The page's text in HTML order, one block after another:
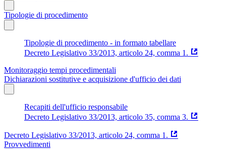
Tipologie di procedimento
Tipologie di procedimento - in formato tabellare
Decreto Legislativo 33/2013, articolo 24, comma 1.
Monitoraggio tempi procedimentali
Dichiarazioni sostitutive e acquisizione d'ufficio dei dati
Recapiti dell'ufficio responsabile
Decreto Legislativo 33/2013, articolo 35, comma 3.
Decreto Legislativo 33/2013, articolo 24, comma 1.
Provvedimenti